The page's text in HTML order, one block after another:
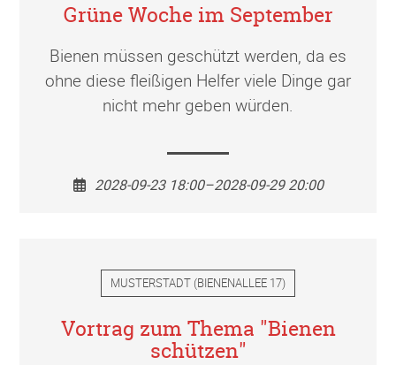
Grüne Woche im September
Bienen müssen geschützt werden, da es
ohne diese fleißigen Helfer viele Dinge gar
nicht mehr geben würden.
2028-09-23 18:00–2028-09-29 20:00
MUSTERSTADT (BIENENALLEE 17)
Vortrag zum Thema "Bienen
schützen"